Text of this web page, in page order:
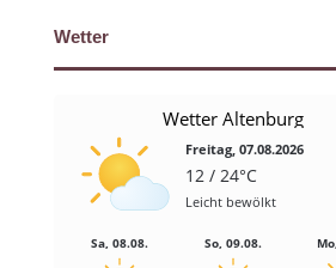
Wetter
Wetter Altenburg
Freitag, 07.08.2026
12 / 24°C
Leicht bewölkt
Sa, 08.08. So, 09.08.